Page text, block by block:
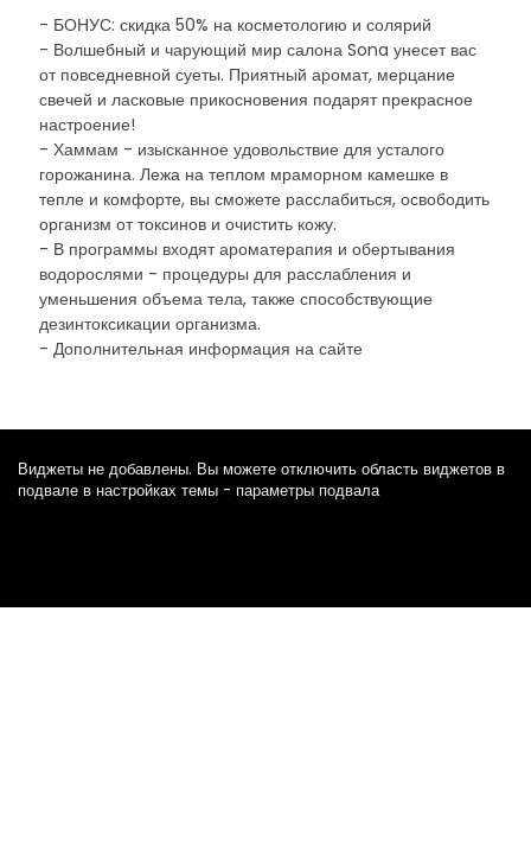
- БОНУС: скидка 50% на косметологию и солярий
- Волшебный и чарующий мир салона Sona унесет вас
от повседневной суеты. Приятный аромат, мерцание
свечей и ласковые прикосновения подарят прекрасное
настроение!
- Хаммам - изысканное удовольствие для усталого
горожанина. Лежа на теплом мраморном камешке в
тепле и комфорте, вы сможете расслабиться, освободить
организм от токсинов и очистить кожу.
- В программы входят ароматерапия и обертывания
водорослями - процедуры для расслабления и
уменьшения объема тела, также способствующие
дезинтоксикации организма.
- Дополнительная информация на сайте
Виджеты не добавлены. Вы можете отключить область виджетов в
подвале в настройках темы - параметры подвала